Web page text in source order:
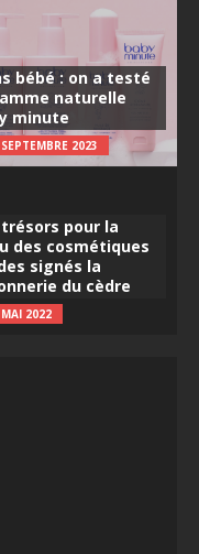
bébé : on a testé
naturelle
minute
2023
trésors pour la
des cosmétiques
signés la
du cèdre
2022